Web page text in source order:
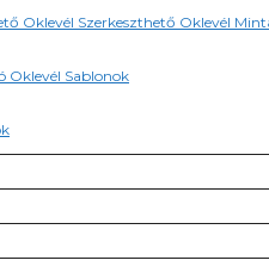
Oklevél Szerkeszthető Oklevél
Oklevél Sablonok